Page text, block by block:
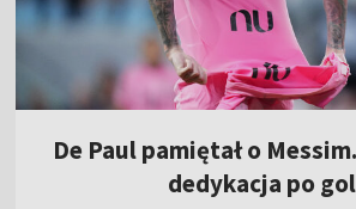
De Paul pamiętał o
dedykacja po